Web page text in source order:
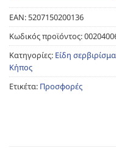
EAN:5207150200136
Κωδικός προϊόντος:
Κατηγορίες: Είδη
Κήπος
Ετικέτα: Προσφορές